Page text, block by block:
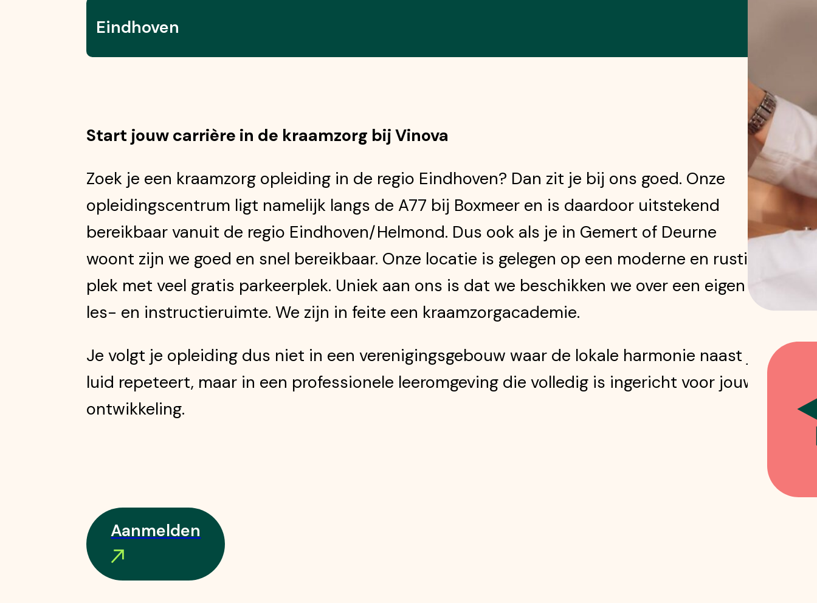
Eindhoven
Start jouw carrière in de kraamzorg bij Vinova
Zoek je een kraamzorg opleiding in de regio Eindhoven? Dan zit je bij ons goed. Onze
opleidingscentrum ligt namelijk langs de A77 bij Boxmeer en is daardoor uitstekend
bereikbaar vanuit de regio Eindhoven/Helmond. Dus ook als je in Gemert of Deurne
woont zijn we goed en snel bereikbaar. Onze locatie is gelegen op een moderne en rustige
plek met veel gratis parkeerplek. Uniek aan ons is dat we beschikken we over een eigen
les- en instructieruimte. We zijn in feite een kraamzorgacademie.
Je volgt je opleiding dus niet in een verenigingsgebouw waar de lokale harmonie naast je
luid repeteert, maar in een professionele leeromgeving die volledig is ingericht voor jouw
ontwikkeling.
Aanmelden